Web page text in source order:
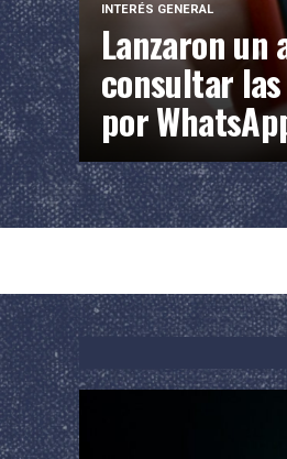
INTERÉS GENERAL
Lanzaron
consultar
por